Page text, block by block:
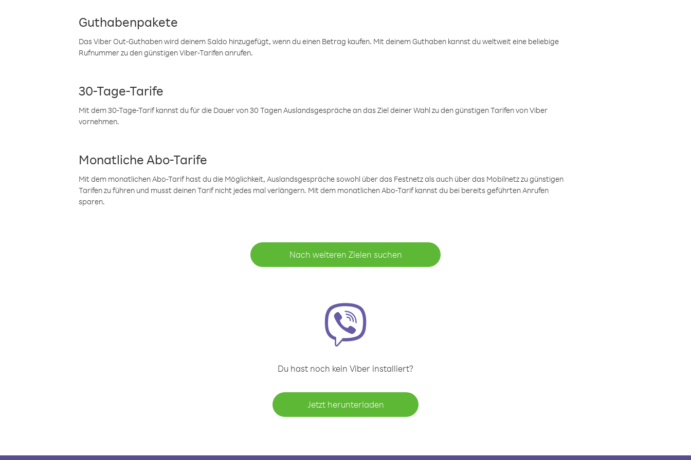
Guthabenpakete
Das Viber Out-Guthaben wird deinem Saldo hinzugefügt, wenn du einen Betrag kaufen. Mit deinem Guthaben kannst du weltweit eine beliebige
Rufnummer zu den günstigen Viber-Tarifen anrufen.
30-Tage-Tarife
Mit dem 30-Tage-Tarif kannst du für die Dauer von 30 Tagen Auslandsgespräche an das Ziel deiner Wahl zu den günstigen Tarifen von Viber
vornehmen.
Monatliche Abo-Tarife
Mit dem monatlichen Abo-Tarif hast du die Möglichkeit, Auslandsgespräche sowohl über das Festnetz als auch über das Mobilnetz zu günstigen
Tarifen zu führen und musst deinen Tarif nicht jedes mal verlängern. Mit dem monatlichen Abo-Tarif kannst du bei bereits geführten Anrufen
sparen.
Nach weiteren Zielen suchen
Du hast noch kein Viber installiert?
Jetzt herunterladen